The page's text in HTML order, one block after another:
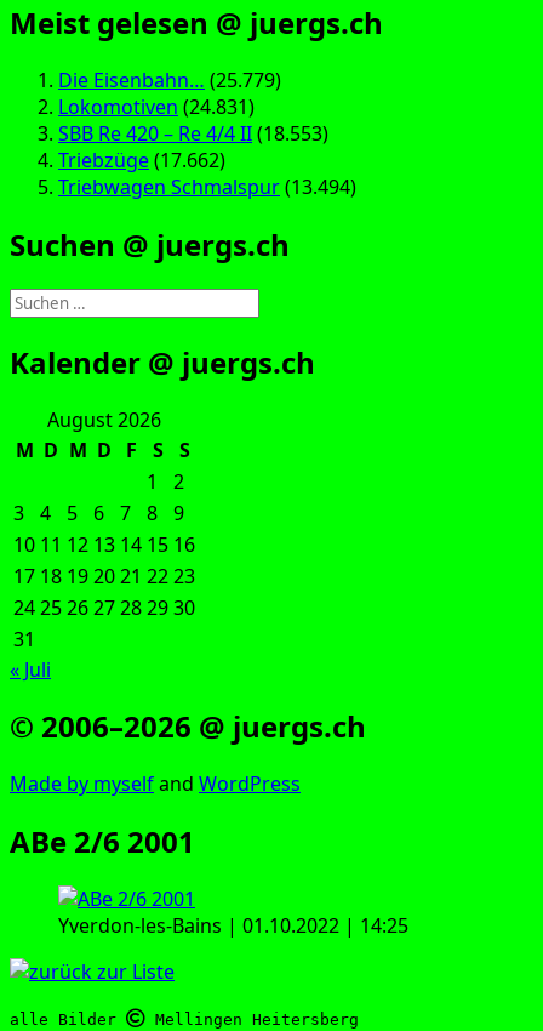
Meist gelesen @ juergs.ch
Die Eisenbahn… (25.779)
Lokomotiven (24.831)
SBB Re 420 – Re 4/4 II(18.553)
Triebzüge(17.662)
Triebwagen Schmalspur(13.494)
Suchen @ juergs.ch
Suchen
nach:
Kalender @ juergs.ch
August 2026
M D M D F S
S
1
2
3 4 5 6 7 8 9
10 11 12 13 14 15 16
17 18 192021 2223
24252627282930
31
« Juli
© 2006–2026 @ juergs.ch
Made by mys­elfand Word­Press
ABe 2/6 2001
Yver­don-les-Bains | 01.10.2022 | 14:25
alle Bilder Mellingen Heitersberg